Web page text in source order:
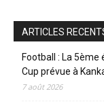
ARTICLES
Football : La 5ème
Cup prévue à
7 août 2026